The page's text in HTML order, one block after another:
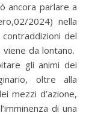
ancora parlare a
2024) nella
del
da lontano.
gli animi dei
oltre alla
mezzi d’azione,
di una